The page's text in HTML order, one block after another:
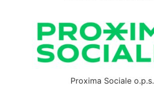
Proxima Sociale o.p.s.